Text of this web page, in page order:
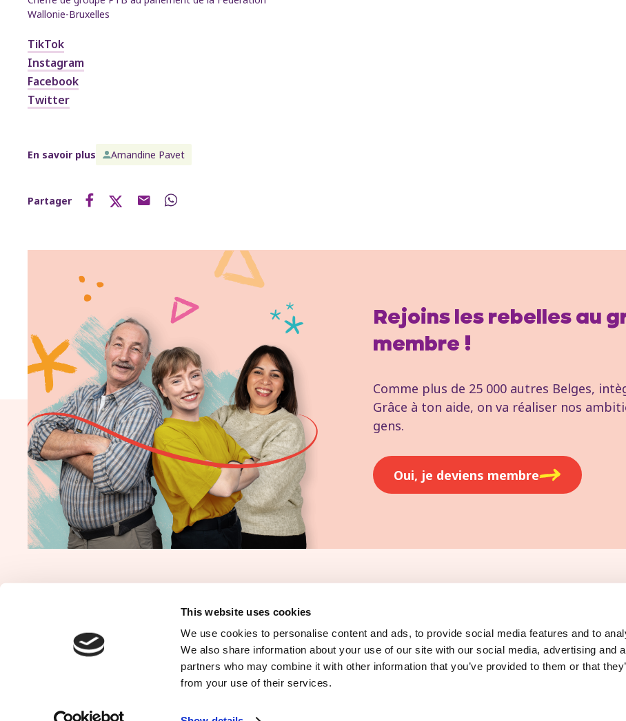
This website uses cookies
We use cookies to personalise content and ads, to provide social media features and to
We also share information about your use of our site with our social media, advertising and
partners who may combine it with other information that you’ve provided to them or that
from your use of their services.
Wallonie-Bruxelles
TikTok
Instagram
Facebook
Twitter
En savoir plus Amandine Pavet
Partager
Rejoins les rebelles au
membre !
Comme plus de 25 000 autres Belges,
Grâce à ton aide, on va réaliser nos
gens.
Oui, je deviens membre
Offres d'emploi
Contact
Newsletter